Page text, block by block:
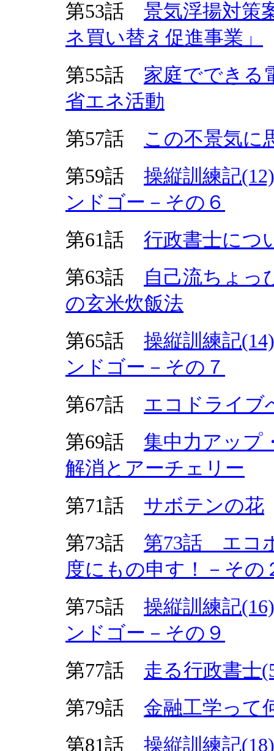
第53話 景気浮揚対策
ネ買い替え促進事業」
第55話 家庭でできる
省エネ活動
第57話 この不景気に
第59話 操縦訓練記
ンドゴー－その６
第61話 行政書士につ
第63話
自己流ちょっ
の玄米炊飯法
第65話 操縦訓練記
ンドゴー－その７
第67話 エコドライブ
第69話 集中力アップ
解消とアーチェリー
第71話 サボテンの花
第73話 第73話 エコ
度にもの申す！－その
第75話 操縦訓練記
ンドゴー－その９
第77話 走る行政書士
第79話 金融工学って
第81話 操縦訓練記